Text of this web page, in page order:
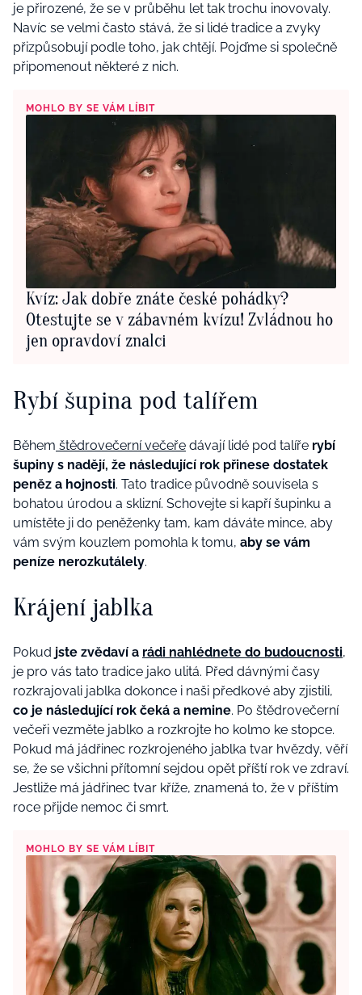
je přirozené, že se v průběhu let tak trochu inovovaly.
Navíc se velmi často stává, že si lidé tradice a zvyky
přizpůsobují podle toho, jak chtějí. Pojďme si společně
připomenout některé z nich.
MOHLO BY SE VÁM LÍBIT
Kvíz: Jak dobře znáte české pohádky?
Otestujte se v zábavném kvízu! Zvládnou ho
jen opravdoví znalci
Rybí šupina pod talířem
Během štědrovečerní večeře dávají lidé pod talíře rybí
šupiny s nadějí, že následující rok přinese dostatek
peněz a hojnosti. Tato tradice původně souvisela s
bohatou úrodou a sklizní. Schovejte si kapří šupinku a
umístěte ji do peněženky tam, kam dáváte mince, aby
vám svým kouzlem pomohla k tomu, aby se vám
peníze nerozkutálely.
Krájení jablka
Pokud jste zvědaví a rádi nahlédnete do budoucnosti,
je pro vás tato tradice jako ulitá. Před dávnými časy
rozkrajovali jablka dokonce i naši předkové aby zjistili,
co je následující rok čeká a nemine. Po štědrovečerní
večeři vezměte jablko a rozkrojte ho kolmo ke stopce.
Pokud má jádřinec rozkrojeného jablka tvar hvězdy, věří
se, že se všichni přítomní sejdou opět příští rok ve zdraví.
Jestliže má jádřinec tvar kříže, znamená to, že v příštím
roce přijde nemoc či smrt.
MOHLO BY SE VÁM LÍBIT